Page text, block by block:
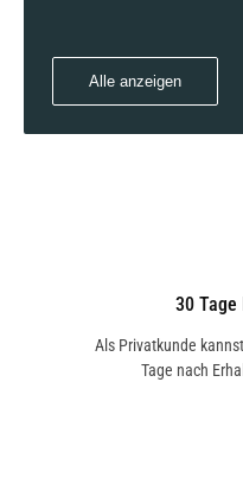
Alle anzeigen
30 Tage
Als Privatkunde
Tage nach